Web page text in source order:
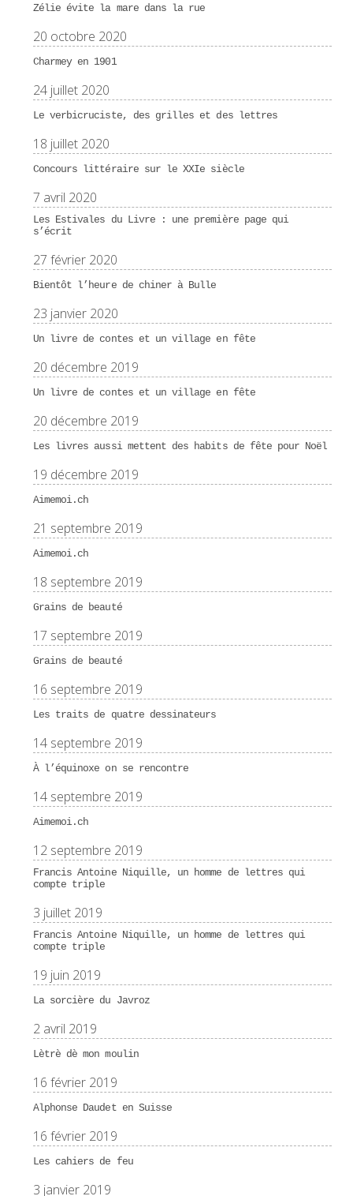
Zélie évite la mare dans la rue
20 octobre 2020
Charmey en 1901
24 juillet 2020
Le verbicruciste, des grilles et des lettres
18 juillet 2020
Concours littéraire sur le XXIe siècle
7 avril 2020
Les Estivales du Livre : une première page qui
s’écrit
27 février 2020
Bientôt l’heure de chiner à Bulle
23 janvier 2020
Un livre de contes et un village en fête
20 décembre 2019
Un livre de contes et un village en fête
20 décembre 2019
Les livres aussi mettent des habits de fête pour Noël
19 décembre 2019
Aimemoi.ch
21 septembre 2019
Aimemoi.ch
18 septembre 2019
Grains de beauté
17 septembre 2019
Grains de beauté
16 septembre 2019
Les traits de quatre dessinateurs
14 septembre 2019
À l’équinoxe on se rencontre
14 septembre 2019
Aimemoi.ch
12 septembre 2019
Francis Antoine Niquille, un homme de lettres qui
compte triple
3 juillet 2019
Francis Antoine Niquille, un homme de lettres qui
compte triple
19 juin 2019
La sorcière du Javroz
2 avril 2019
Lètrè dè mon moulin
16 février 2019
Alphonse Daudet en Suisse
16 février 2019
Les cahiers de feu
3 janvier 2019